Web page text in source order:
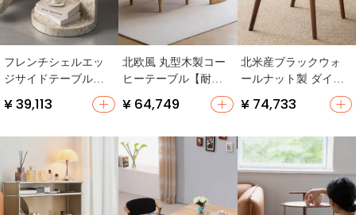
フレンチシェルエッ
ジサイドテーブル
【小型・陽台用・手
作りの螺鈿細工】
¥ 39,113
北欧風 丸型木製コー
ヒーテーブル【耐熱
（セットアップ対
¥ 64,749
北米産ブラックウォ
ールナット製 ダイニ
材・北欧風・チェ
¥ 74,733